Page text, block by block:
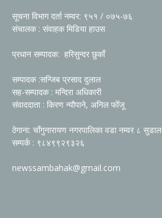
सूचना विभाग दर्ता नम्वर: ९५१ / ०७५-७६
संचालक : संवाहक मिडिया हाउस
प्रधान सम्पादक: हरिसुन्दर छुकाँ
सम्पादक :सन्जिब प्रसाद दुलाल
सह-सम्पादक : मन्दिरा अधिकारी
संवाददाता : किरण न्यौपाने, अनिल फोँजू
ठेगाना: चाँगुनारायण नगरपालिका वडा नम्वर ८ सुडाल
सम्पर्क : ९८४९९२९३२६
newssambahak@gmail.com